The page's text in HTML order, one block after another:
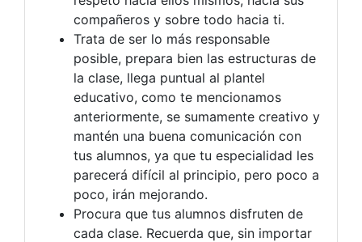
compañeros y sobre todo hacia ti.
Trata de ser lo más responsable
posible, prepara bien las estructuras de
la clase, llega puntual al plantel
educativo, como te mencionamos
anteriormente, se sumamente creativo y
mantén una buena comunicación con
tus alumnos, ya que tu especialidad les
parecerá difícil al principio, pero poco a
poco, irán mejorando.
Procura que tus alumnos disfruten de
cada clase. Recuerda que, sin importar